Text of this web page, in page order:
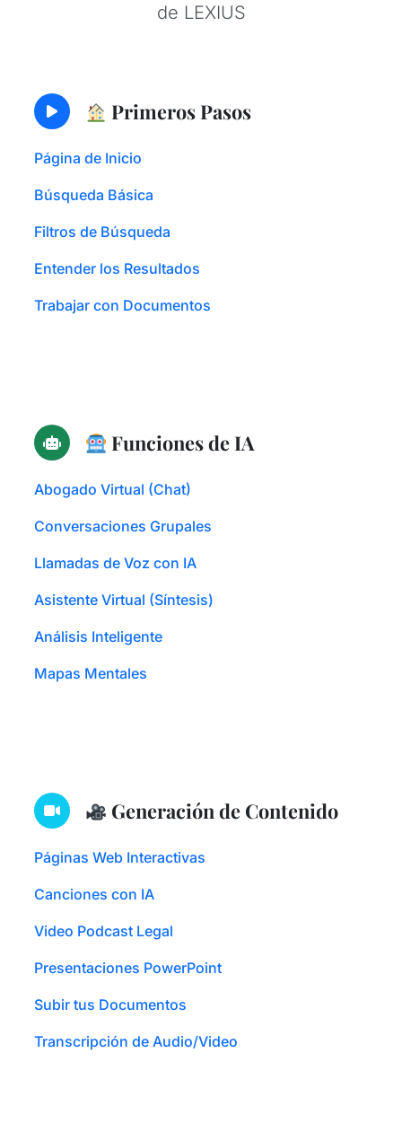
de LEXIUS
Primeros Pasos
Página de Inicio
Búsqueda Básica
Filtros de Búsqueda
Entender los Resultados
Trabajar con Documentos
Funciones de IA
Abogado Virtual (Chat)
Conversaciones Grupales
Llamadas de Voz con IA
Asistente Virtual (Síntesis)
Análisis Inteligente
Mapas Mentales
Generación de Contenido
Páginas Web Interactivas
Canciones con IA
Video Podcast Legal
Presentaciones PowerPoint
Subir tus Documentos
Transcripción de Audio/Video